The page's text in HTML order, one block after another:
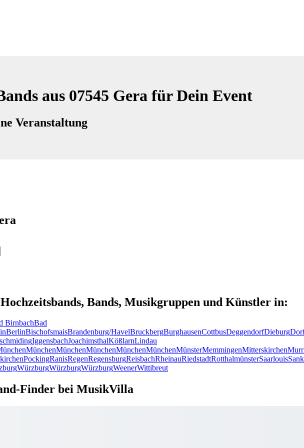
aus 07545 Gera für Dein Event
Veranstaltung
Bands, Musikgruppen und Künstler in:
BirnbachBad
BerlinBischofsmaisBrandenburg/HavelBruckbergBurghausenCottbusDeggendorfDieburg
IggensbachJoachimsthalKößlarnLindau
MünchenMünchenMünchenMünchenMünchenMünsterMemmingenMitterskirchen
PockingRanisRegenRegensburgReisbachRheinauRiedstadtRotthalmünsterSaarlouis
WürzburgWürzburgWürzburgWeenerWittibreut
Finder bei MusikVilla